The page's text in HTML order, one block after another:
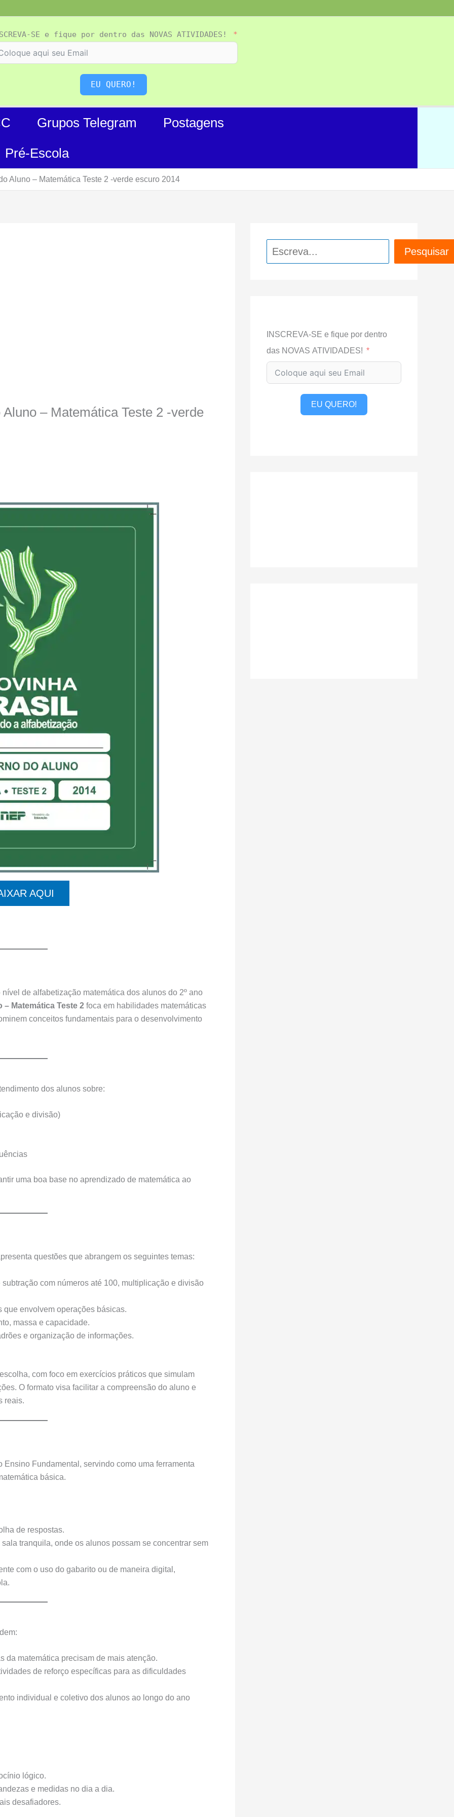
SE e fique por dentro das NOVAS ATIVIDADES!
EU QUERO!
Grupos Telegram
Postagens
Pré-Escola
Aluno – Matemática Teste 2 -verde escuro 2014
– Matemática Teste 2 -verde
AQUI
de alfabetização matemática dos alunos do 2º ano
Matemática Teste 2 foca em habilidades matemáticas
conceitos fundamentais para o desenvolvimento
dos alunos sobre:
e divisão)
uma boa base no aprendizado de matemática ao
questões que abrangem os seguintes temas:
com números até 100, multiplicação e divisão
envolvem operações básicas.
massa e capacidade.
e organização de informações.
com foco em exercícios práticos que simulam
O formato visa facilitar a compreensão do aluno e
reais.
Fundamental, servindo como uma ferramenta
básica.
de respostas.
tranquila, onde os alunos possam se concentrar sem
com o uso do gabarito ou de maneira digital,
da matemática precisam de mais atenção.
de reforço específicas para as dificuldades
individual e coletivo dos alunos ao longo do ano
lógico.
e medidas no dia a dia.
desafiadores.
Pesquisar Pesquisar
INSCREVA-SE e fique por dentro
das NOVAS ATIVIDADES!
EU QUERO!